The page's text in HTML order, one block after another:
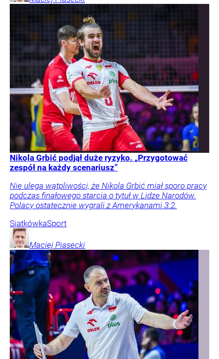
Nikola Grbić podjął duże ryzyko. „Przygotować
zespół na każdy scenariusz”
Nie ulega wątpliwości, że Nikola Grbić miał sporo pracy
podczas finałowego starcia o tytuł w Lidze Narodów.
Polacy ostatecznie wygrali z Amerykanami 3:2.
SiatkówkaSport
Maciej Piasecki